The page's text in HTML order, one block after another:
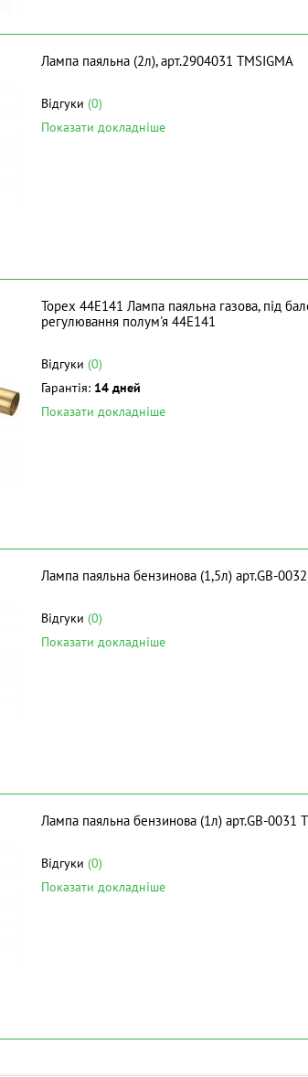
Лампа паяльна (2л), арт.2904031 ТМSIGMA
Відгуки (0)
Показати докладніше
Topex 44E141 Лампа паяльна газова, під
регулювання полум'я 44E141
Відгуки (0)
Гарантія: 14 дней
Показати докладніше
Лампа паяльна бензинова (1,5л) арт.GB-
Відгуки (0)
Показати докладніше
Лампа паяльна бензинова (1л) арт.GB-0031
Відгуки (0)
Показати докладніше